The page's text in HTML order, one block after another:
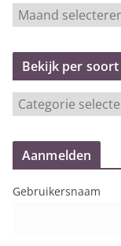
r
c
i
Bekijk per soort
e
k
k
Aanmelden
Gebruikersnaam